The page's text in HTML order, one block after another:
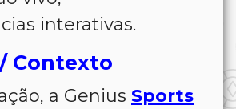
interativas.
Contexto
a Genius Sports